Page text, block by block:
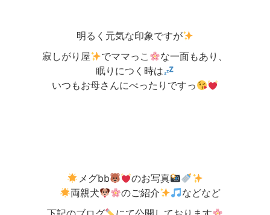
明るく元気な印象ですが
寂しがり屋
でママっこ
な一面もあり、
眠りにつく時は
いつもお母さんにべったりですっ
メグbb
のお写真
両親犬
のご紹介
などなど